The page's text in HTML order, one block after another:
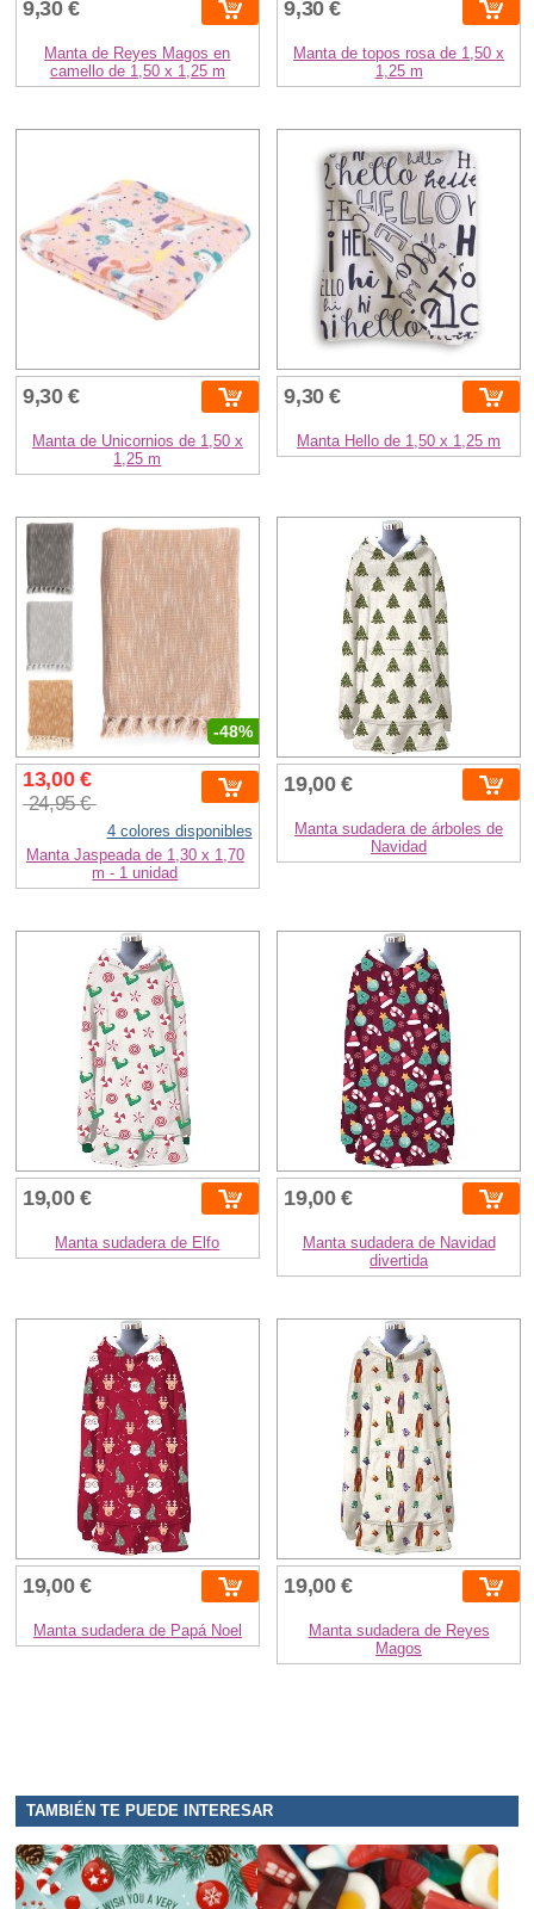
9,30 €
Manta de Reyes Magos en
camello de 1,50 x 1,25 m
9,30 €
Manta de topos rosa de 1,50 x
1,25 m
9,30 €
Manta de Unicornios de 1,50 x
1,25 m
9,30 €
Manta Hello de 1,50 x 1,25 m
-48%
13,00 €
24,95 €
4 colores disponibles
Manta Jaspeada de 1,30 x 1,70
m - 1 unidad
19,00 €
Manta sudadera de árboles de
Navidad
19,00 €
Manta sudadera de Elfo
19,00 €
Manta sudadera de Navidad
divertida
19,00 €
Manta sudadera de Papá Noel
19,00 €
Manta sudadera de Reyes
Magos
TAMBIÉN TE PUEDE INTERESAR